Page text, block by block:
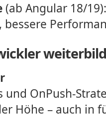
(ab Angular 18/
und OnPush-
Höhe – auch in